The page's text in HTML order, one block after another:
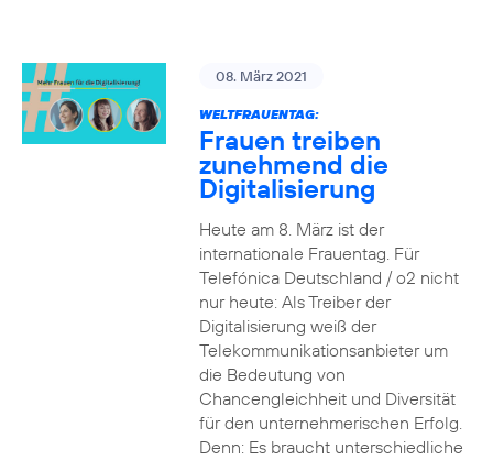
08. März 2021
WELTFRAUENTAG:
Frauen treiben
zunehmend die
Digitalisierung
Heute am 8. März ist der
internationale Frauentag. Für
Telefónica Deutschland / o2 nicht
nur heute: Als Treiber der
Digitalisierung weiß der
Telekommunikationsanbieter um
die Bedeutung von
Chancengleichheit und Diversität
für den unternehmerischen Erfolg.
Denn: Es braucht unterschiedliche